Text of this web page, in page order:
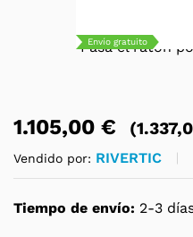
Pasa el ratón
Envío gratuito
1.105,00 € (
Vendido por: RIVERTIC
Tiempo de envío: 2-3